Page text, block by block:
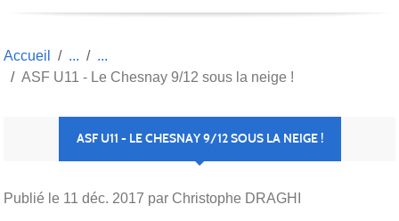
Accueil
ASF U11 - Le Chesnay 9/12 sous la neige !
ASF U11 - LE CHESNAY 9/12 SOUS LA NEIGE !
Publié le 11 déc. 2017 par Christophe DRAGHI